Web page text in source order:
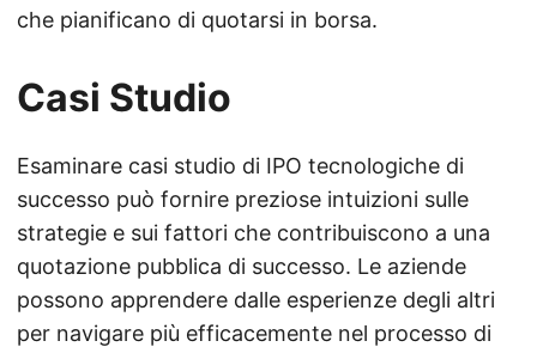
che pianificano di quotarsi in borsa.
Casi Studio
Esaminare casi studio di IPO tecnologiche di
successo può fornire preziose intuizioni sulle
strategie e sui fattori che contribuiscono a una
quotazione pubblica di successo. Le aziende
possono apprendere dalle esperienze degli altri
per navigare più efficacemente nel processo di